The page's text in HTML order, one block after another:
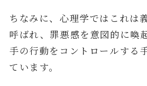
ちなみに、心理学ではこれは
呼ばれ、罪悪感を意図的に喚
手の行動をコントロールする
ています。